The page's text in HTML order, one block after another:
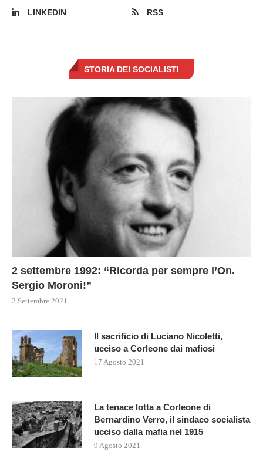
LINKEDIN
RSS
STORIA DEI SOCIALISTI
2 settembre 1992: “Ricorda per sempre l’On.
Sergio Moroni!”
2 Settembre 2021
Il sacrificio di Luciano Nicoletti,
ucciso a Corleone dai mafiosi
17 Agosto 2021
La tenace lotta a Corleone di
Bernardino Verro, il sindaco socialista
ucciso dalla mafia nel 1915
9 Agosto 2021